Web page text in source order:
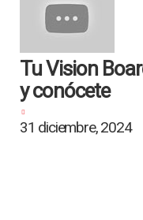
Tu Vision
y conócete
31 diciembre, 2024